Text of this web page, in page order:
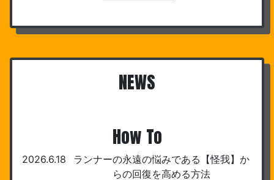
NEWS
How To
2026.6.18
ランナーの永遠の悩みである【怪我】か
らの回復を高める方法